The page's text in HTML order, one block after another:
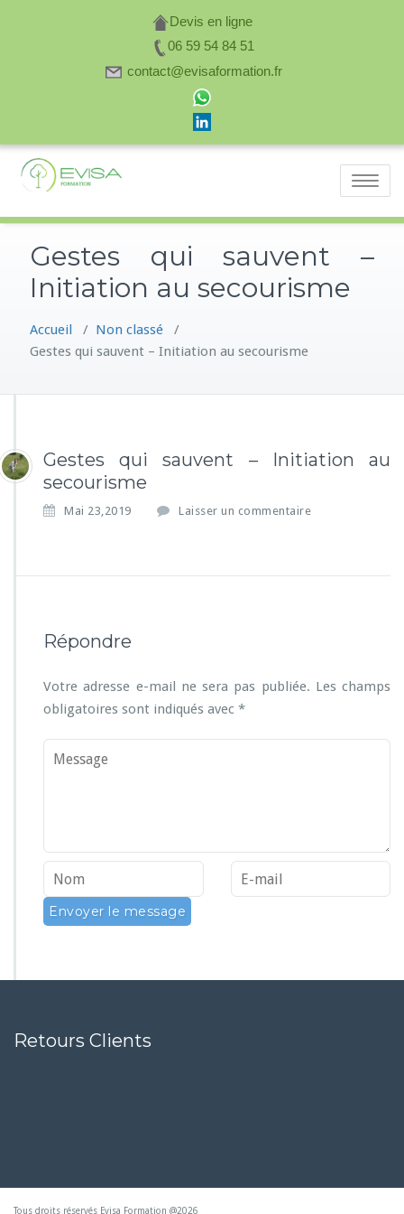
Devis en ligne
06 59 54 84 51
contact@evisaformation.fr
Formation
Toggle
Gestes qui sauvent –
Initiation au secourisme
Accueil / Non classé /
Gestes qui sauvent – Initiation au secourisme
Gestes qui sauvent – Initiation au
secourisme
Mai 23,2019 Laisser un commentaire
Répondre
Votre adresse e-mail ne sera pas publiée. Les champs
obligatoires sont indiqués avec *
Retours Clients
Tous droits réservés Evisa Formation @2026